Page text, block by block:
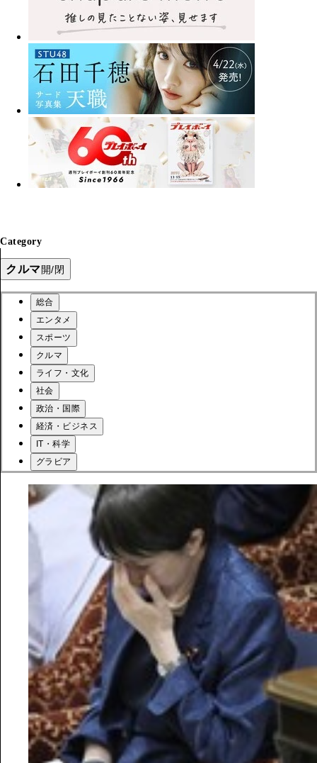
Category
クルマ開/閉
総合
エンタメ
スポーツ
クルマ
ライフ・文化
社会
政治・国際
経済・ビジネス
IT・科学
グラビア